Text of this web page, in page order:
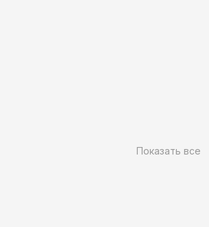
Показать все